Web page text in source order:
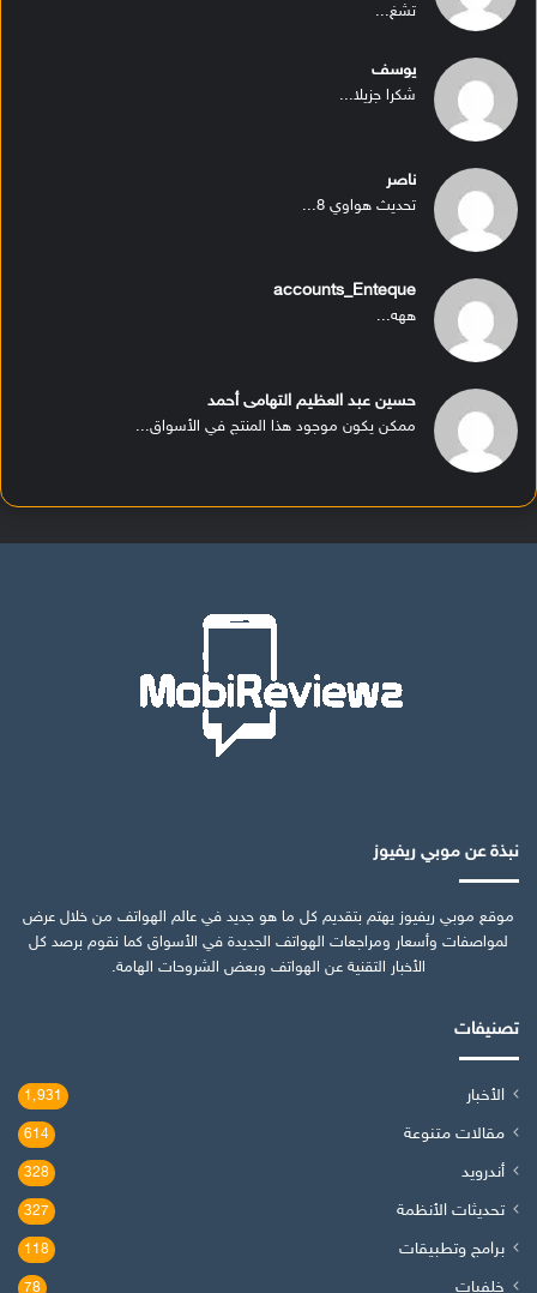
تشغ...
يوسف
شكرا جزيلا...
ناصر
تحديث هواوي 8...
accounts_Enteque
ههه...
حسين عبد العظيم التهامى أحمد
ممكن يكون موجود هذا المنتج في الأسواق...
نبذة عن موبي ريفيوز
موقع موبي ريفيوز يهتم بتقديم كل ما هو جديد في عالم الهواتف من خلال عرض
لمواصفات وأسعار ومراجعات الهواتف الجديدة في الأسواق كما نقوم برصد كل
الأخبار التقنية عن الهواتف وبعض الشروحات الهامة.
تصنيفات
الأخبار 1٬931
مقالات متنوعة 614
أندرويد 328
تحديثات الأنظمة 327
برامج وتطبيقات 118
خلفيات 78